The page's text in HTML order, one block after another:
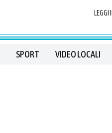
SPORT VIDEO LOCALI